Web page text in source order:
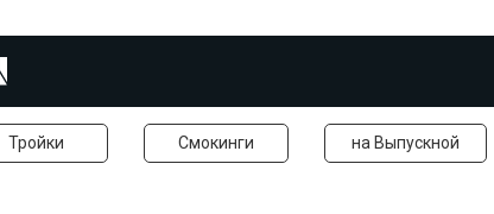
Тройки Смокинги на Выпускной